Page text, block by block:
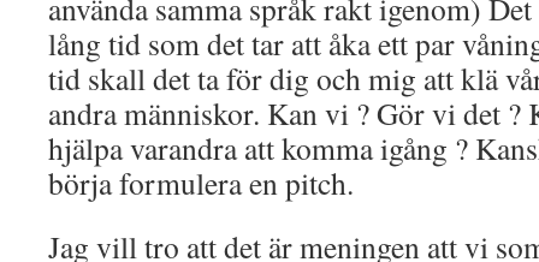
använda samma språk rakt igenom)
lång tid som det tar att åka ett par
tid skall det ta för dig och mig att klä
andra människor. Kan vi ? Gör vi det ?
hjälpa varandra att komma igång ?
börja formulera en pitch.
Jag vill tro att det är meningen att vi